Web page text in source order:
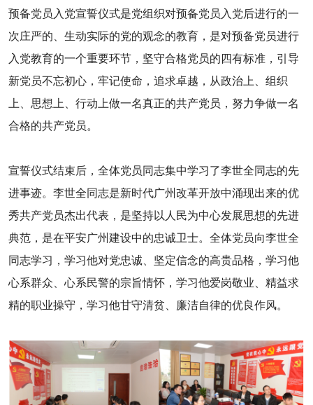
预备党员入党宣誓仪式是党组织对预备党员入党后进行的一
次庄严的、生动实际的党的观念的教育，是对预备党员进行
入党教育的一个重要环节，坚守合格党员的四有标准，引导
新党员不忘初心，牢记使命，追求卓越，从政治上、组织
上、思想上、行动上做一名真正的共产党员，努力争做一名
合格的共产党员。
宣誓仪式结束后，全体党员同志集中学习了李世全同志的先
进事迹。李世全同志是新时代广州改革开放中涌现出来的优
秀共产党员杰出代表，是坚持以人民为中心发展思想的先进
典范，是在平安广州建设中的忠诚卫士。全体党员向李世全
同志学习，学习他对党忠诚、坚定信念的高贵品格，学习他
心系群众、心系民警的宗旨情怀，学习他爱岗敬业、精益求
精的职业操守，学习他甘守清贫、廉洁自律的优良作风。